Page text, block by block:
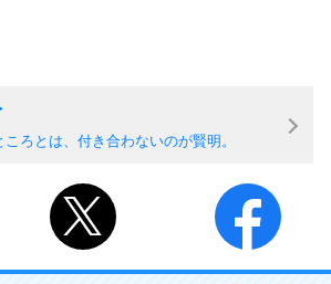
ろとは、付き合わないのが賢明。